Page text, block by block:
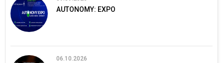
AUTONOMY: EXPO
06.10.2026